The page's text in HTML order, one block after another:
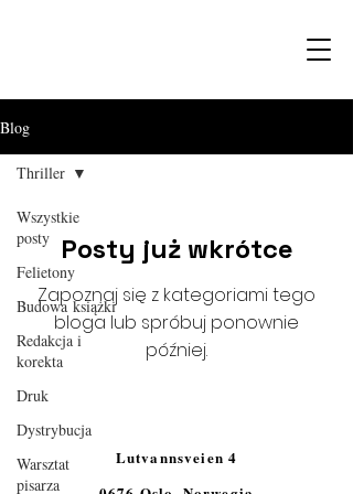
Blog
Wszystkie
posty
Felietony
Budowa książki
Redakcja i
korekta
Druk
Dystrybucja
Warsztat
pisarza
Thriller
Posty już wkrótce
Zapoznaj się z kategoriami tego
bloga lub spróbuj ponownie
później.
Lutvannsveien 4